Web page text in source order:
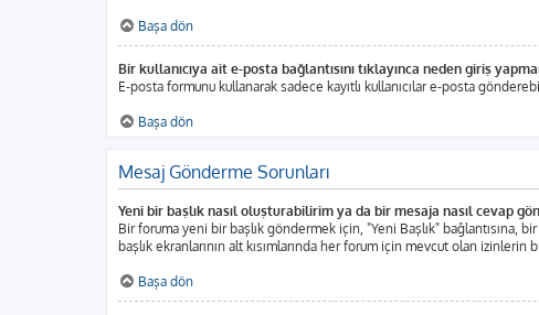
Başa dön
Bir kullanıcıya ait e-posta bağlantısını tıklayınca neden giriş
E-posta formunu kullanarak sadece kayıtlı kullanıcılar e-posta
Başa dön
Mesaj Gönderme Sorunları
Yeni bir başlık nasıl oluşturabilirim ya da bir mesaja nasıl cevap
Bir foruma yeni bir başlık göndermek için, "Yeni Başlık" bağlantısına,
başlık ekranlarının alt kısımlarında her forum için mevcut olan
Başa dön